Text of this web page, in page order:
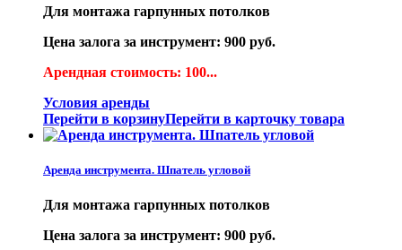
Для монтажа гарпунных потолков
Цена залога за инструмент: 900 руб.
Арендная стоимость: 100...
Условия аренды
Перейти в корзинуПерейти в карточку товара
Аренда инструмента. Шпатель угловой
Для монтажа гарпунных потолков
Цена залога за инструмент: 900 руб.